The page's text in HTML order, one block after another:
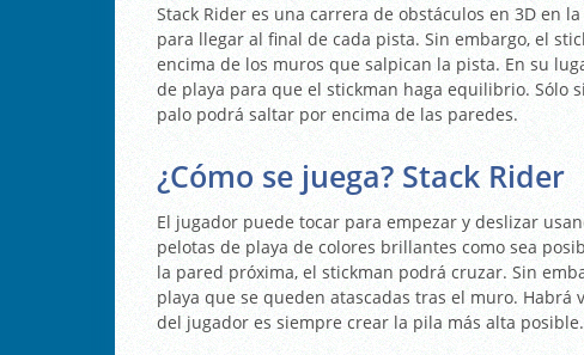
Stack Rider es una carrera de obstáculos en 3D en
para llegar al final de cada pista. Sin embargo, el
encima de los muros que salpican la pista. En su
de playa para que el stickman haga equilibrio. Sólo
palo podrá saltar por encima de las paredes.
¿Cómo se juega? Stack Rider
El jugador puede tocar para empezar y deslizar
pelotas de playa de colores brillantes como sea
la pared próxima, el stickman podrá cruzar. Sin
playa que se queden atascadas tras el muro.
del jugador es siempre crear la pila más alta posible.